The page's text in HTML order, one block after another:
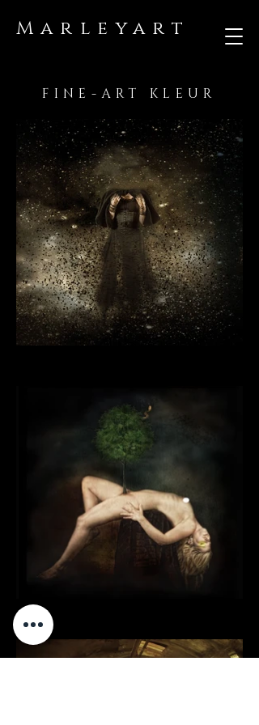
Marleyart
FINE-ART KLEUR